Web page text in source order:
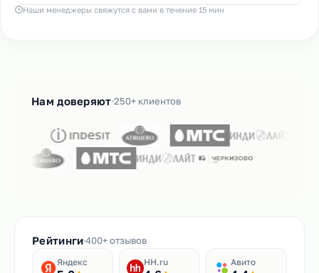
Наши менеджеры свяжутся с вами в течение 15 мин
Нам доверяют 250+ клиентов
Рейтинги400+ отзывов
Яндекс HH.ru Авито